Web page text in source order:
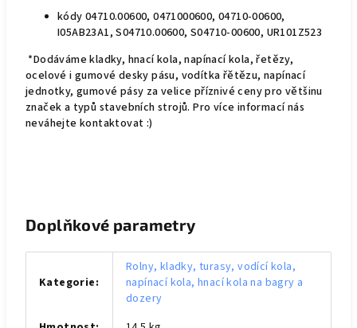
kódy 04710.00600, 0471000600, 04710-00600,
I05AB23A1, S04710.00600, S04710-00600, UR101Z523
*Dodáváme kladky, hnací kola, napínací kola, řetězy,
ocelové i gumové desky pásu, vodítka řětězu, napínací
jednotky, gumové pásy za velice příznivé ceny pro většinu
značek a typů stavebních strojů. Pro více informací nás
neváhejte kontaktovat :)
Doplňkové parametry
Kategorie:
Rolny, kladky, turasy, vodící kola,
napínací kola, hnací kola na bagry a
dozery